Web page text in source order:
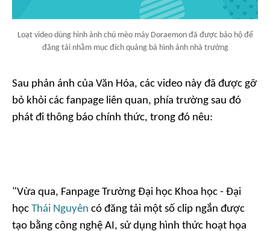
Loạt video dùng hình ảnh chú mèo máy Doraemon đã được bảo hộ để
đăng tải nhằm mục đích quảng bá hình ảnh nhà trường
Sau phản ánh của Văn Hóa, các video này đã được gỡ
bỏ khỏi các fanpage liên quan, phía trường sau đó
phát đi thông báo chính thức, trong đó nêu:
"Vừa qua, Fanpage Trường Đại học Khoa học - Đại
học Thái Nguyên có đăng tải một số clip ngắn được
tạo bằng công nghệ AI, sử dụng hình thức hoạt họa